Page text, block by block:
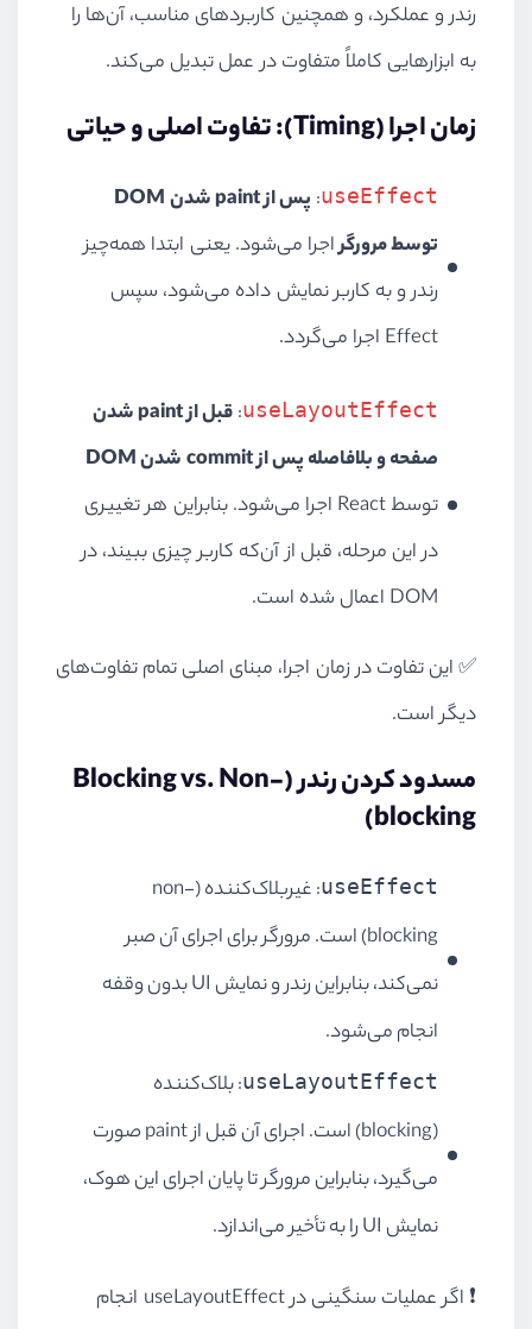
رندر و عملکرد، و همچنین کاربردهای مناسب، آن‌ها را
به ابزارهایی کاملاً متفاوت در عمل تبدیل می‌کند.
زمان اجرا (Timing): تفاوت اصلی و حیاتی
useEffect
:
پس از paint شدن DOM
توسط مرورگراجرا می‌شود. یعنی ابتدا همه‌چیز
رندر و به کاربر نمایش داده می‌شود، سپس
Effect اجرا می‌گردد.
useLayoutEffect
:
قبل از paint شدن
صفحه و بلافاصله پس از commit شدن DOM
توسط React اجرا می‌شود. بنابراین هر تغییری
در این مرحله، قبل از آن‌که کاربر چیزی ببیند، در
DOM اعمال شده است.
✅ این تفاوت در زمان اجرا، مبنای اصلی تمام تفاوت‌های
دیگر است.
مسدود کردن رندر (Blocking vs. Non-
blocking)
useEffect
: غیربلاک‌کننده (non-
blocking) است. مرورگر برای اجرای آن صبر
نمی‌کند، بنابراین رندر و نمایش UI بدون وقفه
انجام می‌شود.
useLayoutEffect: بلاک‌کننده
(blocking) است. اجرای آن قبل از paint صورت
می‌گیرد، بنابراین مرورگر تا پایان اجرای این هوک،
نمایش UI را به تأخیر می‌اندازد.
❗ اگر عملیات سنگینی در useLayoutEffect انجام